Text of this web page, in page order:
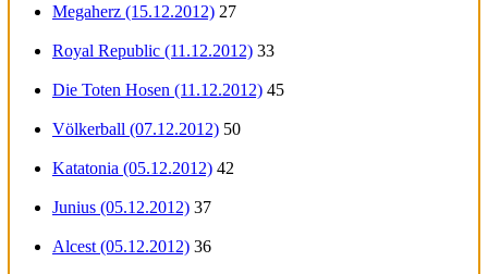
Megaherz (15.12.2012) 27
Royal Republic (11.12.2012) 33
Die Toten Hosen (11.12.2012) 45
Völkerball (07.12.2012) 50
Katatonia (05.12.2012) 42
Junius (05.12.2012) 37
Alcest (05.12.2012) 36